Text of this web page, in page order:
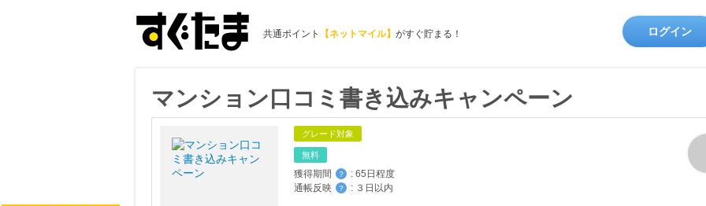
共通ポイント 【ネットマイル】 がすぐ貯まる！ ログイン
マンション口コミ書き込みキャンペーン
グレード対象
無料
獲得期間 ？ : 65日程度
通帳反映
？ : ３日以内